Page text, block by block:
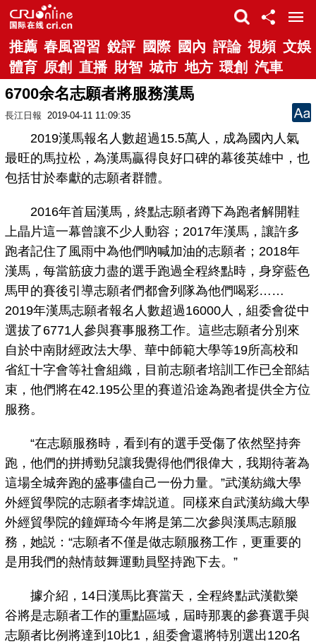
推薦 春風習習 銳評 國際 國內 評論 視頻 文娛
體育 原創 直播 財智 城市 地方 環創 汽車
6700余名志願者將服務漢馬
長江日報 2019-04-11 11:09:35
2019漢馬報名人數超過15.5萬人，成為國內人氣
最旺的馬拉松，為漢馬贏得良好口碑的幕後英雄中，也
包括甘於奉獻的志願者群體。
2016年首屆漢馬，終點志願者蹲下為跑者解開鞋
上晶片這一幕曾讓不少人動容；2017年漢馬，讓許多
跑者記住了風雨中為他們吶喊加油的志願者；2018年
漢馬，每當筋疲力盡的選手跑過全程終點時，身穿藍色
馬甲的賽後引導志願者們都會列隊為他們喝彩……
2019年漢馬志願者報名人數超過16000人，組委會從中
選拔了6771人參與賽事服務工作。這些志願者分別來
自於中南財經政法大學、華中師範大學等19所高校和
省紅十字會等社會組織，目前志願者培訓工作已全部結
束，他們將在42.195公里的賽道沿途為跑者提供全方位
服務。
“在志願服務時，看到有的選手受傷了依然堅持奔
跑，他們的拼搏勁兒讓我覺得他們很偉大，我期待著為
這場全城奔跑的盛事儘自己一份力量。”武漢紡織大學
外經貿學院的志願者李煒説道。同樣來自武漢紡織大學
外經貿學院的鐘嬋琦今年將是第二次參與漢馬志願服
務，她説：“志願者不僅是做志願服務工作，更重要的
是用我們的熱情鼓舞運動員堅持跑下去。”
據介紹，14日漢馬比賽當天，全程終點武漢歡樂
谷將是志願者工作的重點區域，屆時那裏的參賽選手與
志願者比例將達到10比1，組委會還將特別選出120名